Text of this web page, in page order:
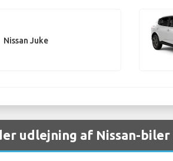
Nissan Juke
udlejning af Nissan-biler